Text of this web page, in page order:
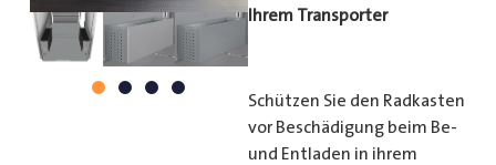
Ihrem Transporter
Schützen Sie den Radkasten
vor Beschädigung beim Be-
und Entladen in ihrem